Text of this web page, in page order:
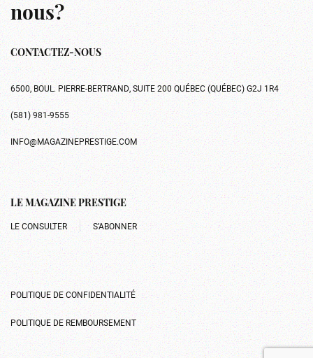
nous?
CONTACTEZ-NOUS
6500, BOUL. PIERRE-BERTRAND, SUITE 200 QUÉBEC (QUÉBEC) G2J 1R4
(581) 981-9555
INFO@MAGAZINEPRESTIGE.COM
LE MAGAZINE PRESTIGE
LE CONSULTER S’ABONNER
POLITIQUE DE CONFIDENTIALITÉ
POLITIQUE DE REMBOURSEMENT